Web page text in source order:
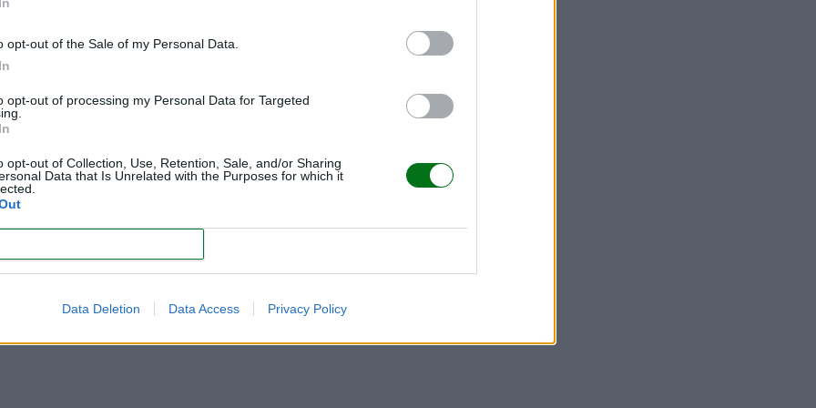
opt-out of the Sale of my Personal Data.
opt-out of processing my Personal Data for Targeted
opt-out of Collection, Use, Retention, Sale, and/or Sharing
Data that Is Unrelated with the Purposes for which it
Data Deletion Data Access Privacy Policy
suelen saber construir oraciones de dos o tres palabras para pedir
su nombre.
frases cortas y utilizar juguetes. A esta edad, hay que hacer
que vemos” a unos cuantos juguetes de diferentes colores.
famosa frase:
de los colores y a saber identificar según la forma. Divertido,